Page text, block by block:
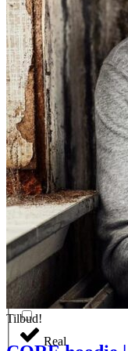
Palace Blue
Pink
Pistol
Plaster
Poppy (retail)
Prune
Prune (retail)
Ray
Real
Tilbud!